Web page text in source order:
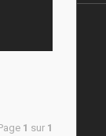
1 sur 1